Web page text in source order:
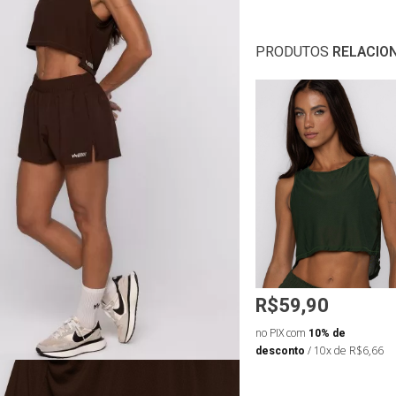
PRODUTOS
R$7,77
R$69,90
no PIX com
desconto
R$59,90
no PIX com 10% de
desconto / 10x de R$6,66